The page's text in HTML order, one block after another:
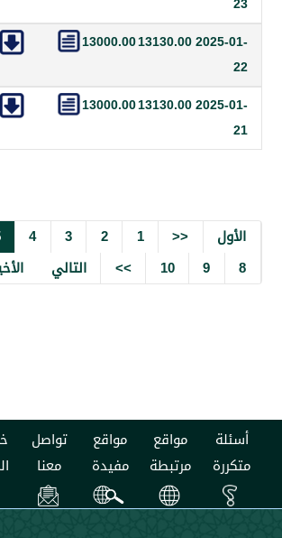
13130.00
13000.00
13130.00
13000.00
<<
2
3
4
5
6
10 التالي الأخير
مواقع
مرتبطة
مواقع
مفيدة
تواصل
معنا
خريطة
الموقع